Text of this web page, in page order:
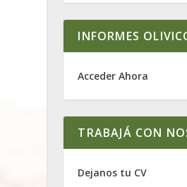
INFORMES
Acceder Ahora
TRABAJÁ CON
Dejanos tu CV